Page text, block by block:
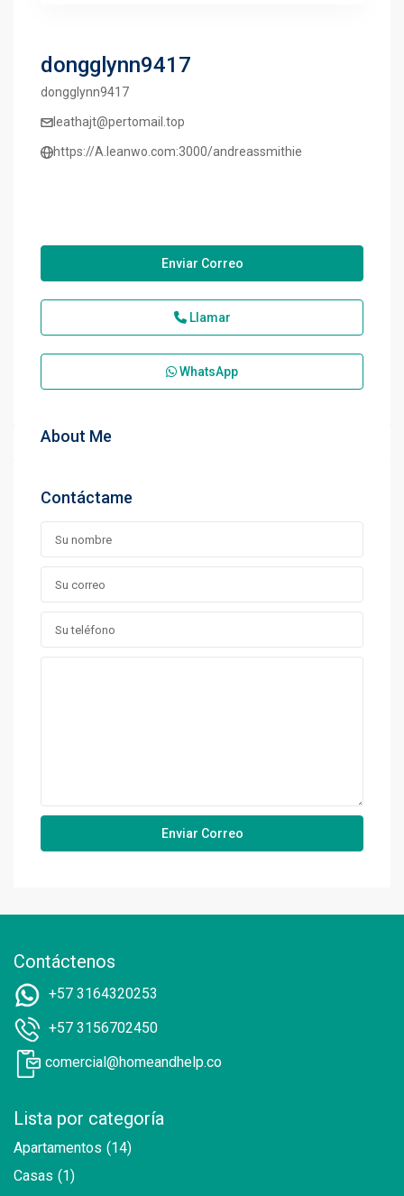
dongglynn9417
dongglynn9417
leathajt@pertomail.top
https://A.leanwo.com:3000/andreassmithie
Enviar Correo
Llamar
WhatsApp
About Me
Contáctame
Contáctenos
+57 3164320253
+57 3156702450
comercial@homeandhelp.co
Lista por categoría
Apartamentos (14)
Casas (1)